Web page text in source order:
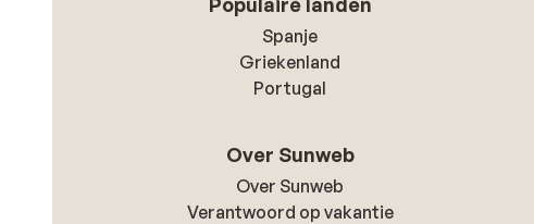
Spanje
Griekenland
Portugal
Over Sunweb
Over Sunweb
Verantwoord op vakantie